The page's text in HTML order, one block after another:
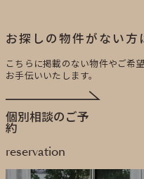
お探しの物件がない方
こちらに掲載のない物件やご希
お手伝いいたします。
個別相談のご予
約
reservation